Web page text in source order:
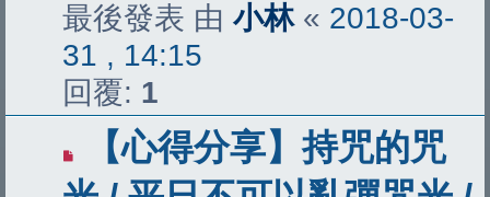
最後發表 由 小林« 2018-03-
31 , 14:15
回覆: 1
【心得分享】持咒的咒